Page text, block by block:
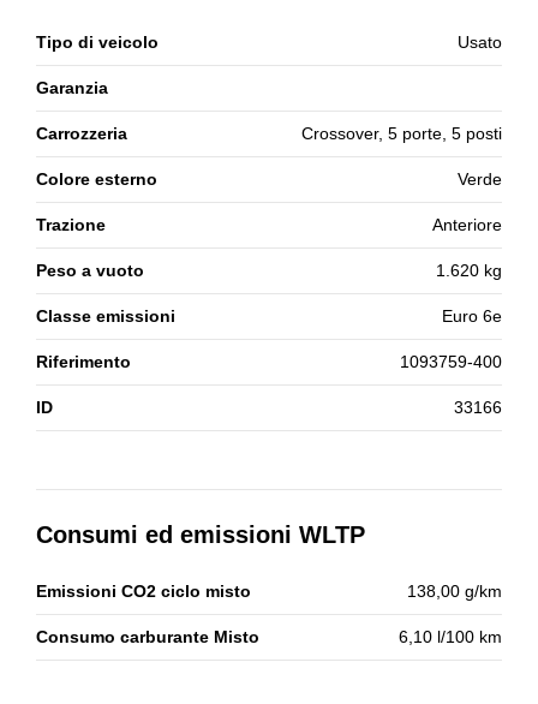
Tipo di veicolo Usato
Garanzia
Carrozzeria Crossover, 5 porte, 5 posti
Colore esterno Verde
Trazione Anteriore
Peso a vuoto 1.620 kg
Classe emissioni Euro 6e
Riferimento 1093759-400
ID 33166
Consumi ed emissioni WLTP
Emissioni CO2 ciclo misto 138,00 g/km
Consumo carburante Misto 6,10 l/100 km